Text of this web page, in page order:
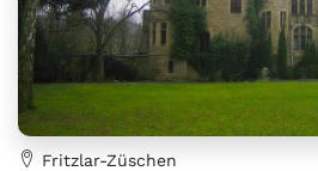
Fritzlar-Züschen